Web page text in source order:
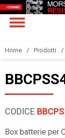
Home Prodotti
CODICE
Box batterie per